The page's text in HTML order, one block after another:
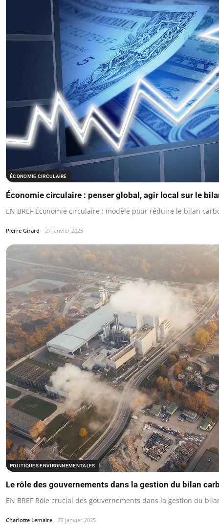
ÉCONOMIE CIRCULAIRE
Économie circulaire : penser global, agir local sur le
EN BREF Économie circulaire : modèle pour réduire le bilan
Pierre Girard 27 janvier 2025
POLITIQUES ENVIRONNEMENTALES
Le rôle des gouvernements dans la gestion du bilan
EN BREF Rôle crucial des gouvernements dans la gestion du
Charlotte Lemaire 27 janvier 2025